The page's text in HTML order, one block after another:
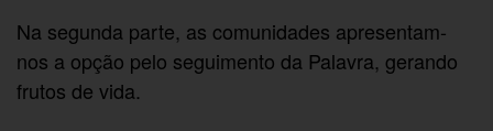
Na segunda parte, as comunidades apresentam-
nos a opção pelo seguimento da Palavra, gerando
frutos de vida.